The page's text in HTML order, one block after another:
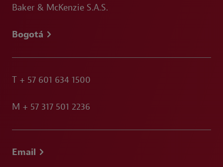
Baker & McKenzie S.A.S.
Bogotá
T + 57 601 634 1500
M + 57 317 501 2236
Email